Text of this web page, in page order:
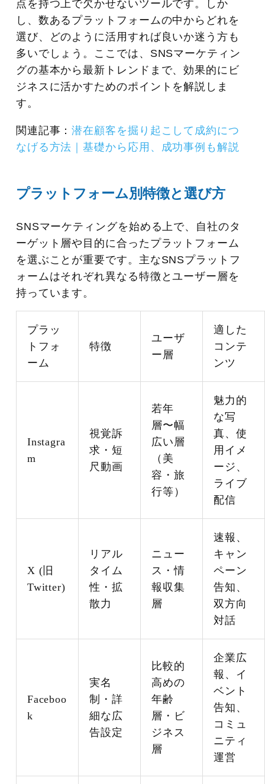
点を持つ上で欠かせないツールです。しか
し、数あるプラットフォームの中からどれを
選び、どのように活用すれば良いか迷う方も
多いでしょう。ここでは、SNSマーケティン
グの基本から最新トレンドまで、効果的にビ
ジネスに活かすためのポイントを解説しま
す。
関連記事：潜在顧客を掘り起こして成約につ
なげる方法｜基礎から応用、成功事例も解説
プラットフォーム別特徴と選び方
SNSマーケティングを始める上で、自社のタ
ーゲット層や目的に合ったプラットフォーム
を選ぶことが重要です。主なSNSプラットフ
ォームはそれぞれ異なる特徴とユーザー層を
持っています。
プラッ
トフォ
ーム
特徴
ユーザ
ー層
適した
コンテ
ンツ
Instagra
m
視覚訴
求・短
尺動画
若年
層〜幅
広い層
（美
容・旅
行等）
魅力的
な写
真、使
用イメ
ージ、
ライブ
配信
X (旧
Twitter)
リアル
タイム
性・拡
散力
ニュー
ス・情
報収集
層
速報、
キャン
ペーン
告知、
双方向
対話
Faceboo
k
実名
制・詳
細な広
告設定
比較的
高めの
年齢
層・ビ
ジネス
層
企業広
報、イ
ベント
告知、
コミュ
ニティ
運営